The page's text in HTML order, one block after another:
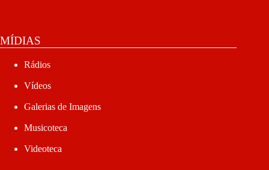
MÍDIAS
Rádios
Vídeos
Galerias de Imagens
Musicoteca
Videoteca